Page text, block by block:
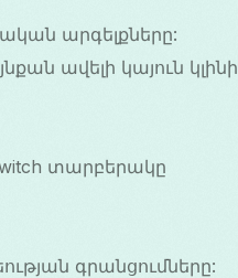
արգելքները:
ավելի կայուն կլինի
տարբերակը
գրանցումները: